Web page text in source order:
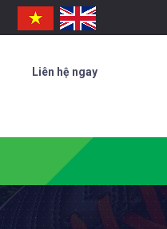
Liên hệ ngay